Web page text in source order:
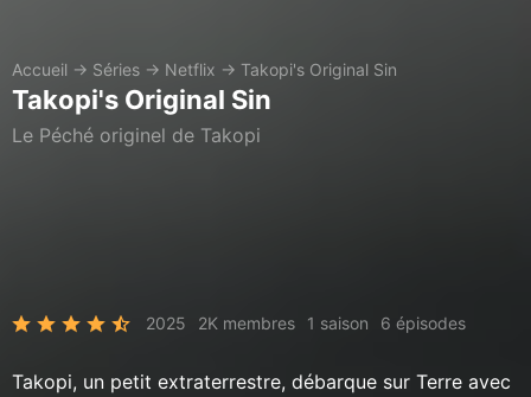
Accueil → Séries → Netflix → Takopi's Original Sin
Takopi's Original Sin
Le Péché originel de Takopi
2025 2K membres 1 saison 6 épisodes
Takopi, un petit extraterrestre, débarque sur Terre avec